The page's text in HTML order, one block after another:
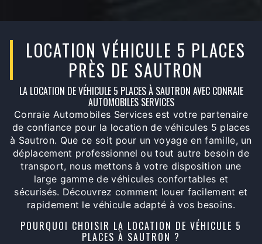
LOCATION VÉHICULE 5 PLACES
PRÈS DE SAUTRON
LA LOCATION DE VÉHICULE 5 PLACES À SAUTRON AVEC CONRAIE
AUTOMOBILES SERVICES
Conraie Automobiles Services est votre partenaire
de confiance pour la location de véhicules 5 places
à Sautron. Que ce soit pour un voyage en famille, un
déplacement professionnel ou tout autre besoin de
transport, nous mettons à votre disposition une
large gamme de véhicules confortables et
sécurisés. Découvrez comment louer facilement et
rapidement le véhicule adapté à vos besoins.
POURQUOI CHOISIR LA LOCATION DE VÉHICULE 5
PLACES À SAUTRON ?